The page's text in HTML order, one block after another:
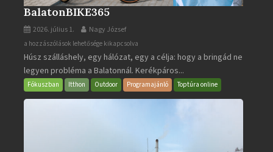
BalatonBIKE365
2026. július 1. Nagy József
BalatonBIKE365
bejegyzéshez
a hozzászólások lehetősége kikapcsolva
Húsz szálláshely, egy hálózat, egy a célja: hogy a bringád ne
legyen probléma a Balatonnál. Kerékpáros...
Fókuszban Itthon Outdoor Programajánló Toptúra online